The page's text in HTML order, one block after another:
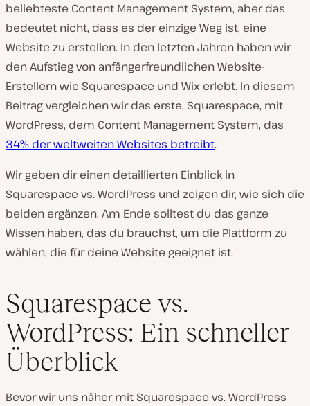
beliebteste Content Management System, aber das
bedeutet nicht, dass es der einzige Weg ist, eine
Website zu erstellen. In den letzten Jahren haben wir
den Aufstieg von anfängerfreundlichen Website-
Erstellern wie Squarespace und Wix erlebt. In diesem
Beitrag vergleichen wir das erste, Squarespace, mit
WordPress, dem Content Management System, das
34% der weltweiten Websites betreibt.
Wir geben dir einen detaillierten Einblick in
Squarespace vs. WordPress und zeigen dir, wie sich die
beiden ergänzen. Am Ende solltest du das ganze
Wissen haben, das du brauchst, um die Plattform zu
wählen, die für deine Website geeignet ist.
Squarespace vs.
WordPress: Ein schneller
Überblick
Bevor wir uns näher mit Squarespace vs. WordPress